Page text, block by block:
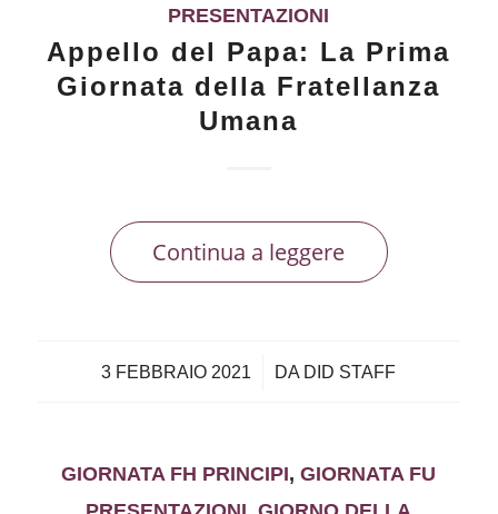
PRESENTAZIONI
Appello del Papa: La Prima
Giornata della Fratellanza
Umana
Continua a leggere
3 FEBBRAIO 2021
/ DA DID STAFF
GIORNATA FH PRINCIPI,GIORNATA FU